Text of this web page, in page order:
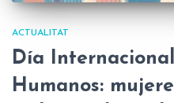
ACTUALITAT
Día
Humanos: